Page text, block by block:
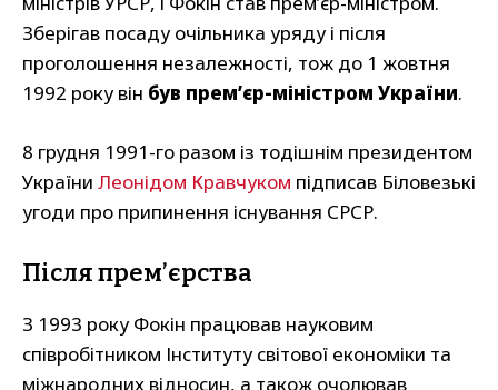
Зберігав посаду очільника уряду і після
проголошення незалежності, тож до 1 жовтня
1992 року він був прем’єр-міністром України.
8 грудня 1991-го разом із тодішнім президентом
України Леонідом Кравчуком підписав Біловезькі
угоди про припинення існування СРСР.
Після прем’єрства
З 1993 року Фокін працював науковим
співробітником Інституту світової економіки та
міжнародних відносин, а також очолював